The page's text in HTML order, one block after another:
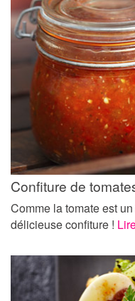
Confiture de
Comme la tomate est
délicieuse confiture !